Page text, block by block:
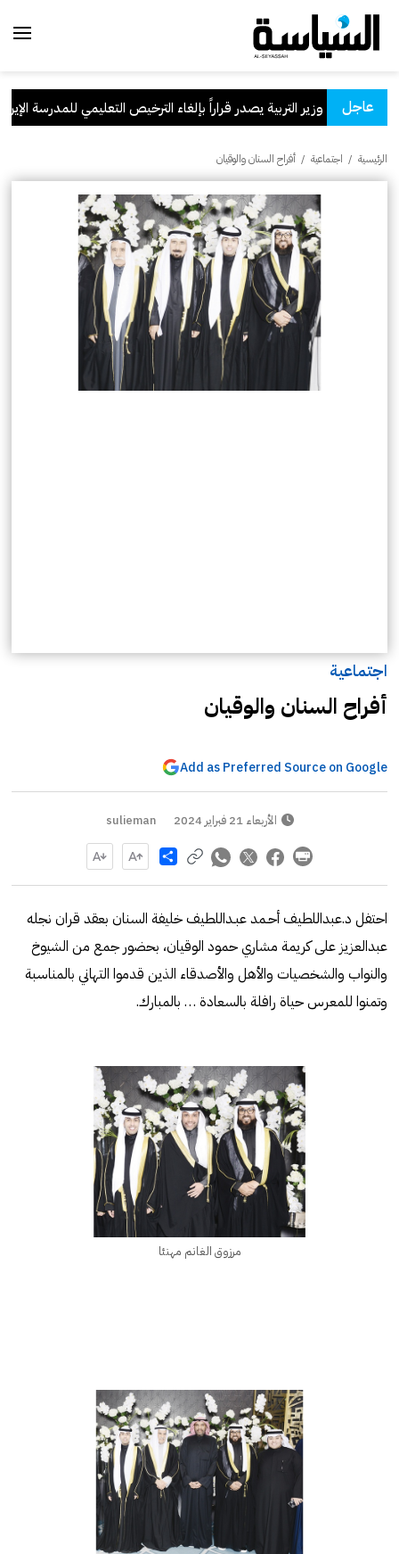
عاجلوزير التربية يصدر قراراً بإلغاء الترخيص التعليمي للمدرسة الإيرانية
الرئيسية / اجتماعية / أفراح السنان والوقيان
اجتماعية
أفراح السنان والوقيان
Add as Preferred Source on Google
الأربعاء 21 فبراير 2024 sulieman
Share
احتفل د.عبداللطيف أحـمد عبـداللطيف خليفة السنان بعقد قران نجله
عبدالعزيز على كريمة مشاري حمود الوقيان، بحضور جمع من الشيوخ
والنواب والشخصيات والأهل والأصدقاء الذين قدموا التهاني بالمناسبة
وتمنوا للمعرس حياة رافلة بالسعادة … بالمبارك.
مرزوق الغانم مهنئا